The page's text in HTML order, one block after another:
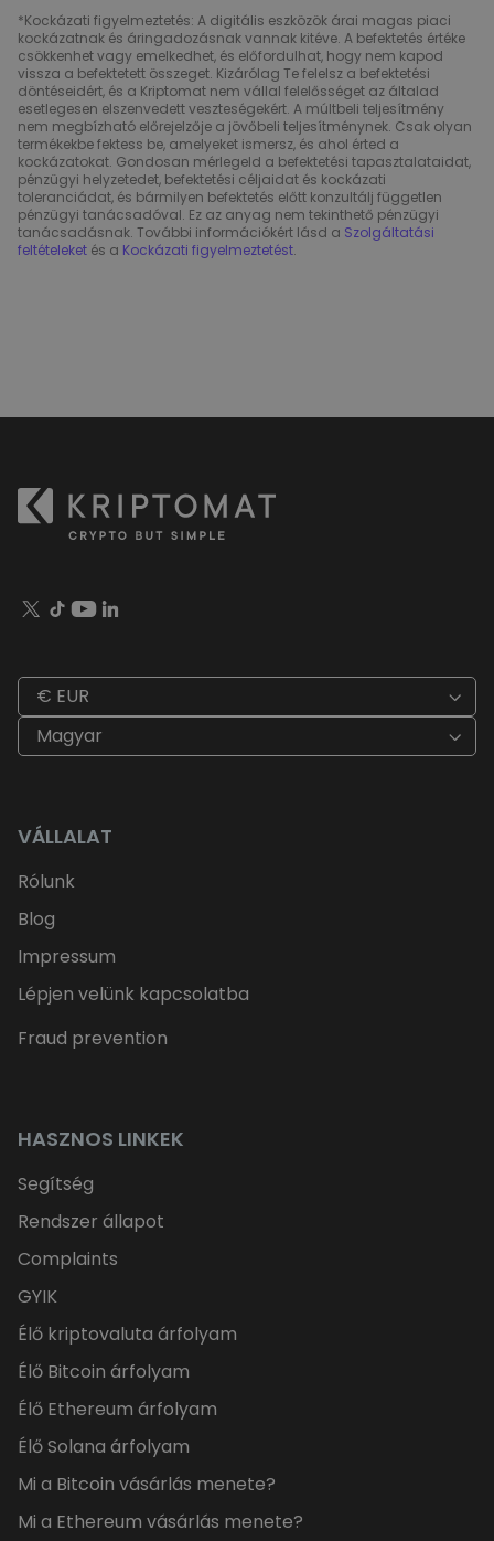
*Kockázati figyelmeztetés: A digitális eszközök árai magas piaci
kockázatnak és áringadozásnak vannak kitéve. A befektetés értéke
csökkenhet vagy emelkedhet, és előfordulhat, hogy nem kapod
vissza a befektetett összeget. Kizárólag Te felelsz a befektetési
döntéseidért, és a Kriptomat nem vállal felelősséget az általad
esetlegesen elszenvedett veszteségekért. A múltbeli teljesítmény
nem megbízható előrejelzője a jövőbeli teljesítménynek. Csak olyan
termékekbe fektess be, amelyeket ismersz, és ahol érted a
kockázatokat. Gondosan mérlegeld a befektetési tapasztalataidat,
pénzügyi helyzetedet, befektetési céljaidat és kockázati
toleranciádat, és bármilyen befektetés előtt konzultálj független
pénzügyi tanácsadóval. Ez az anyag nem tekinthető pénzügyi
tanácsadásnak. További információkért lásd a Szolgáltatási
feltételeket és a Kockázati figyelmeztetést.
€ EUR
Magyar
VÁLLALAT
Rólunk
Blog
Impressum
Lépjen velünk kapcsolatba
Fraud prevention
HASZNOS LINKEK
Segítség
Rendszer állapot
Complaints
GYIK
Élő kriptovaluta árfolyam
Élő Bitcoin árfolyam
Élő Ethereum árfolyam
Élő Solana árfolyam
Mi a Bitcoin vásárlás menete?
Mi a Ethereum vásárlás menete?